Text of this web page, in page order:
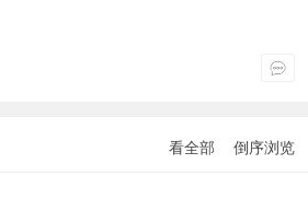
看全部 倒序浏览